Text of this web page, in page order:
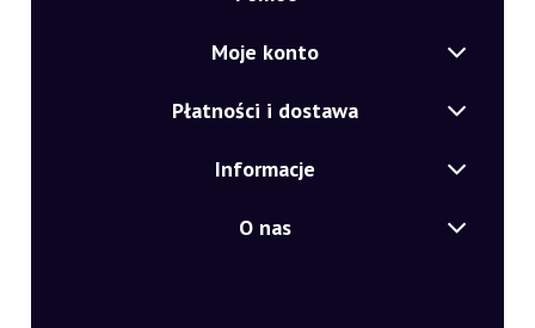
Moje konto
Płatności i dostawa
Informacje
O nas